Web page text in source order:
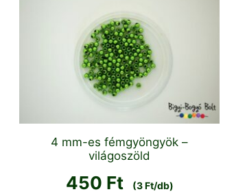
4 mm-es fémgyöngyök –
világoszöld
450 Ft (3 Ft/db)